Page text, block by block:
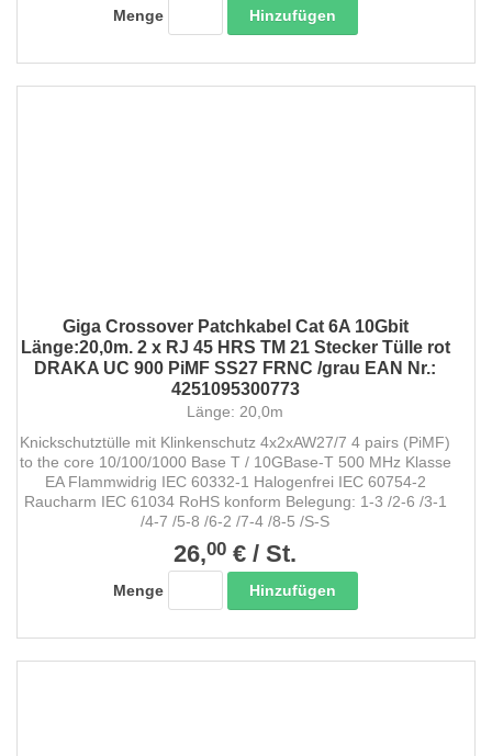
Menge Hinzufügen
Giga Crossover Patchkabel Cat 6A 10Gbit
Länge:20,0m. 2 x RJ 45 HRS TM 21 Stecker Tülle rot
DRAKA UC 900 PiMF SS27 FRNC /grau EAN Nr.:
4251095300773
Länge: 20,0m
Knickschutztülle mit Klinkenschutz 4x2xAW27/7 4 pairs (PiMF)
to the core 10/100/1000 Base T / 10GBase-T 500 MHz Klasse
EA Flammwidrig IEC 60332-1 Halogenfrei IEC 60754-2
Raucharm IEC 61034 RoHS konform Belegung: 1-3 /2-6 /3-1
/4-7 /5-8 /6-2 /7-4 /8-5 /S-S
26,00 € / St.
Menge Hinzufügen